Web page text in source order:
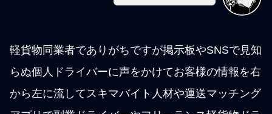
軽貨物同業者でありがちですが掲示板やSNSで見知
らぬ個人ドライバーに声をかけてお客様の情報を右
から左に流してスキマバイト人材や運送マッチング